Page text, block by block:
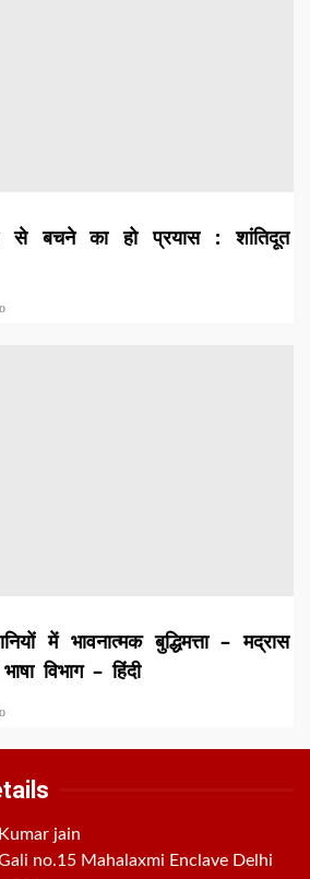
से बचने का हो प्रयास : शांतिदूत
में भावनात्मक बुद्धिमत्ता – मद्रास
विभाग – हिंदी
jain
no.15 Mahalaxmi Enclave Delhi